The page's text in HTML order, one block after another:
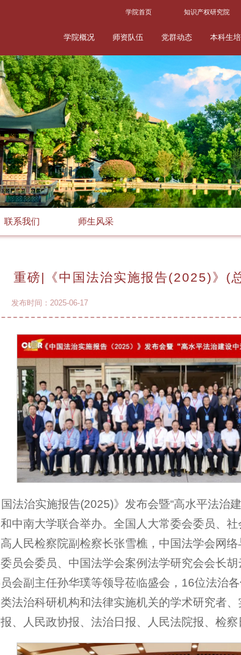
学院首页 知识产权研究院
学院概况 师资队伍 党群动态 本科生
联系我们 师生风采
重磅|《中国法治实施报告(2025)》(
发布时间：2025-06-17
法治实施报告(2025)》发布会暨“高水平法治
中南大学联合举办。全国人大常委会委员、
人民检察院副检察长张雪樵，中国法学会网
员会委员、中国法学会案例法学研究会会长
会副主任孙华璞等领导莅临盛会，16位法治
法治科研机构和法律实施机关的学术研究者
、人民政协报、法治日报、人民法院报、检